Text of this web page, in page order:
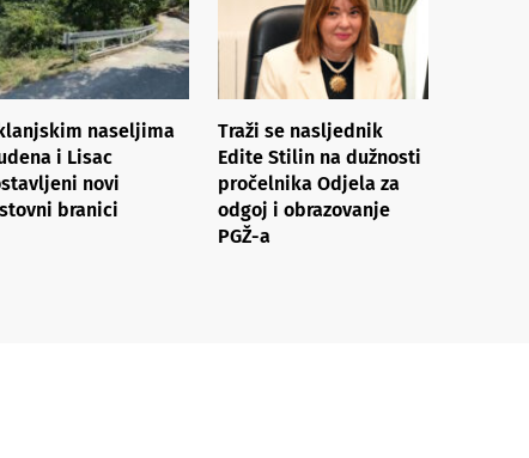
naseljima
i Lisac
novi
branici
Traži se nasljednik
Edite Stilin na dužnosti
pročelnika Odjela za
odgoj i obrazovanje
PGŽ-a